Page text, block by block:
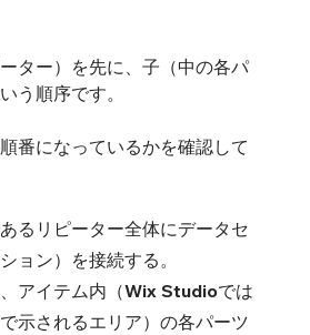
ター）を先に、子（中の各パ
う順序です。
番になっているかを確認して
るリピーター全体にデータセ
ョン）を接続する。
アイテム内（Wix Studioでは
示されるエリア）の各パーツ